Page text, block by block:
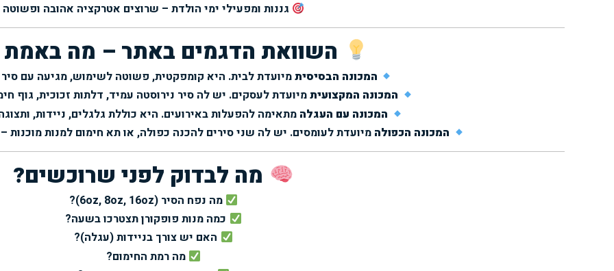
גננות ומפעילי ימי הולדת – שרוצים אטרקציה אהובה ופשוטה
השוואת הדגמים באתר – מה באמת
המכונה הבסיסיתמיועדת לבית. היא קומפקטית, פשוטה לשימוש, מגיעה עם סיר
המכונה המקצועיתמיועדת לעסקים. יש לה סיר נירוסטה עמיד, דלתות זכוכית, גוף
המכונה עם העגלה מתאימה להפעלות באירועים. היא כוללת גלגלים, ניידות,
המכונה הכפולה מיועדת לעומסים. יש לה שני סירים להכנה כפולה, או תא חימום למנות מוכנות
מה לבדוק לפני שרוכשים?
מה נפח הסיר (6oz, 8oz, 16oz)?
כמה מנות פופקורן תצטרכו בשעה?
האם יש צורך בניידות (עגלה)?
מה רמת החימום?